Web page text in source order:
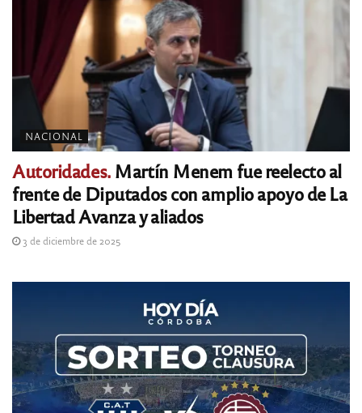
NACIONAL
Autoridades.Martín Menem fue reelecto al
frente de Diputados con amplio apoyo de La
Libertad Avanza y aliados
3 de diciembre de 2025